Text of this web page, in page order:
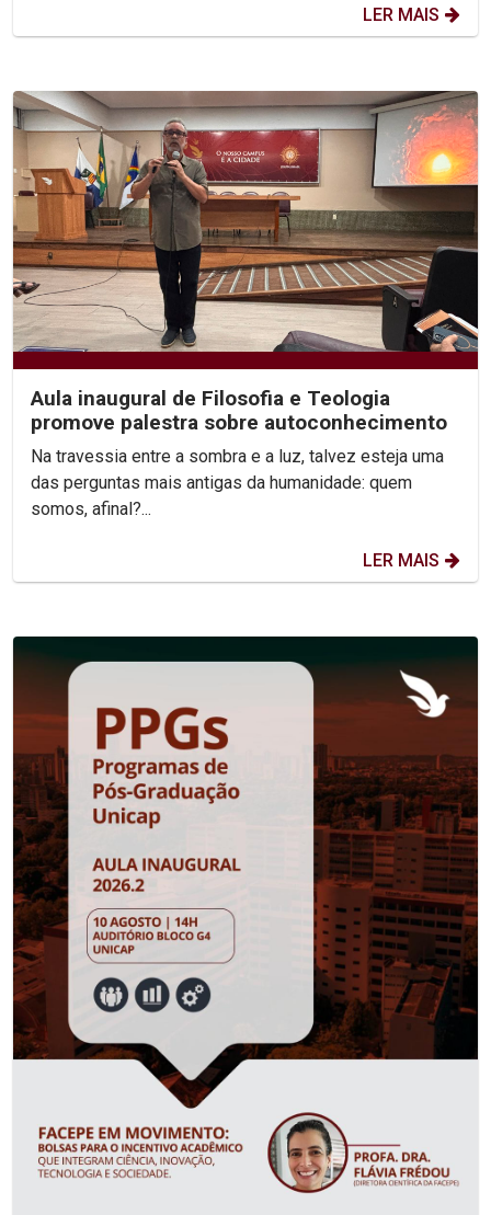
LER MAIS
Aula inaugural de Filosofia e Teologia
promove palestra sobre autoconhecimento
Na travessia entre a sombra e a luz, talvez esteja uma
das perguntas mais antigas da humanidade: quem
somos, afinal?...
LER MAIS